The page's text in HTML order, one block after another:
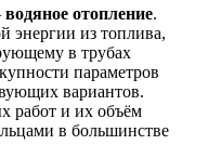
водяное отопление.
энергии из топлива,
в трубах
параметров
вариантов.
работ и их объём
в большинстве